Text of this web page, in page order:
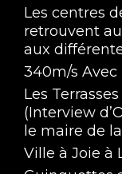
Les centres
retrouvent
aux
340m/s Avec
Les
(Interview
le maire de
Ville à Joie à